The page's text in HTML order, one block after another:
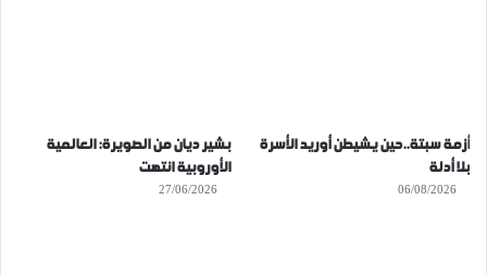
أزمة سبتة..حين يشيطن أوريد الأسرة
بلا أدلة
06/08/2026
بشير ديان من الصويرة: العالمية
الأوروبية انتهت
27/06/2026